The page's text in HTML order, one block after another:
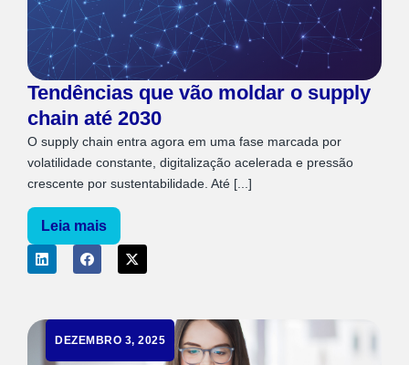
Tendências que vão moldar o supply
chain até 2030
O supply chain entra agora em uma fase marcada por
volatilidade constante, digitalização acelerada e pressão
crescente por sustentabilidade. Até [...]
Leia mais
DEZEMBRO 3, 2025